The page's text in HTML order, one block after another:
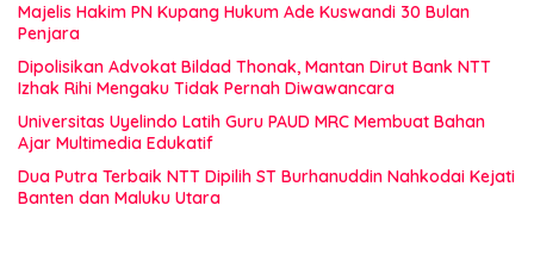
Majelis Hakim PN Kupang Hukum Ade Kuswandi 30 Bulan
Penjara
Dipolisikan Advokat Bildad Thonak, Mantan Dirut Bank NTT
Izhak Rihi Mengaku Tidak Pernah Diwawancara
Universitas Uyelindo Latih Guru PAUD MRC Membuat Bahan
Ajar Multimedia Edukatif
Dua Putra Terbaik NTT Dipilih ST Burhanuddin Nahkodai Kejati
Banten dan Maluku Utara